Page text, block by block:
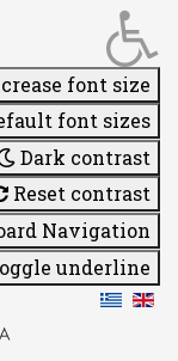
font size
font sizes
Dark contrast
Reset contrast
Navigation
underline